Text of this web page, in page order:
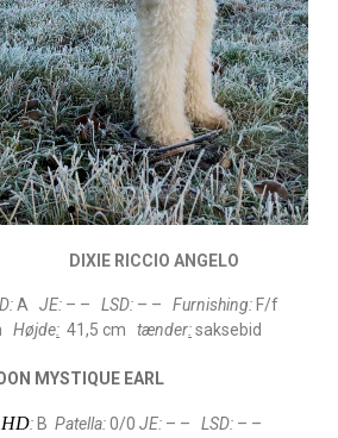
ANGELO
A JE: – – LSD: – – Furnishing: F/f
Højde: 41,5 cm tænder:saksebid
MYSTIQUE EARL
HD:B Patella:0/0 JE:– – LSD:– –